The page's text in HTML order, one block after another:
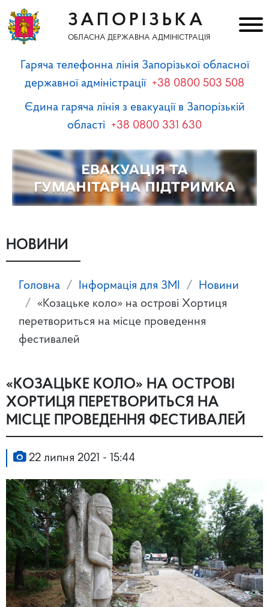
ЗАПОРІЗЬКА
ОБЛАСНА ДЕРЖАВНА АДМІНІСТРАЦІЯ
Гаряча телефонна лінія Запорізької обласної
державної адміністрації +38 0800 503 508
Єдина гаряча лінія з евакуації в Запорізькій
області +38 0800 331 630
НОВИНИ
Головна Інформація для ЗМІ
Новини
«Козацьке коло» на острові Хортиця
перетвориться на місце проведення
фестивалей
«КОЗАЦЬКЕ КОЛО» НА ОСТРОВІ
ХОРТИЦЯ ПЕРЕТВОРИТЬСЯ НА
МІСЦЕ ПРОВЕДЕННЯ ФЕСТИВАЛЕЙ
22 липня 2021 - 15:44